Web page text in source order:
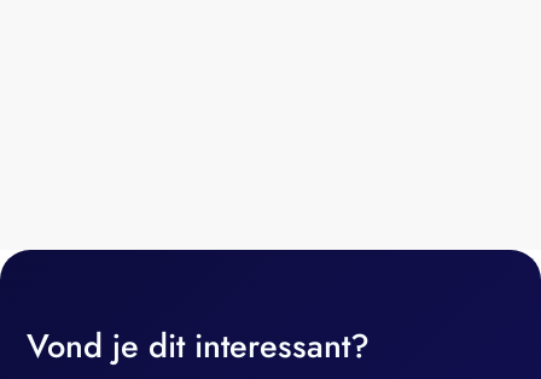
Vond je dit interessant?